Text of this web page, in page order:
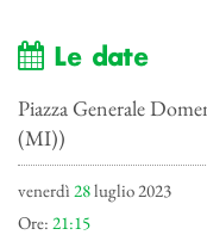
Le date
Piazza Generale
(MI))
venerdì 28luglio 2023
Ore: 21:15